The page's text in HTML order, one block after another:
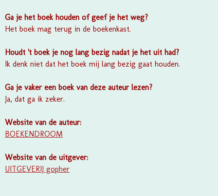
Ga je het boek houden of geef je het weg?
Het boek mag terug in de boekenkast.
Houdt 't boek je nog lang bezig nadat je het uit had?
Ik denk niet dat het boek mij lang bezig gaat houden.
Ga je vaker een boek van deze auteur lezen?
Ja, dat ga ik zeker.
Website van de auteur:
BOEKENDROOM
Website van de uitgever:
UITGEVERIJ gopher